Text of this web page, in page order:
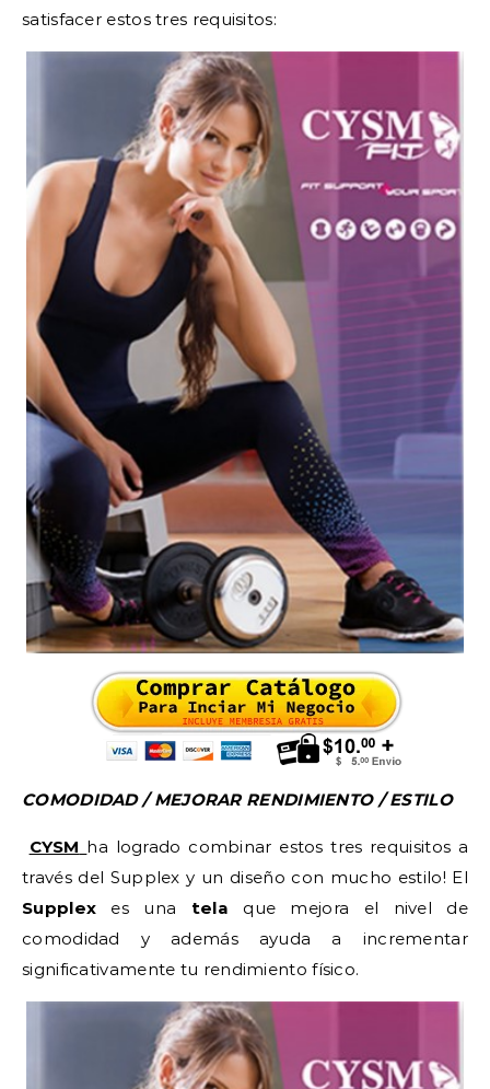
satisfacer estos tres requisitos:
COMODIDAD / MEJORAR RENDIMIENTO / ESTILO
CYSM ha logrado combinar estos tres requisitos a
través del Supplex y un diseño con mucho estilo! El
Supplex es una tela que mejora el nivel de
comodidad y además ayuda a incrementar
significativamente tu rendimiento físico.